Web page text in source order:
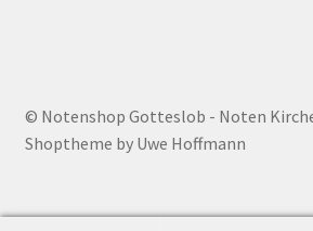
© Notenshop Gotteslob - Noten
Shoptheme by Uwe Hoffmann